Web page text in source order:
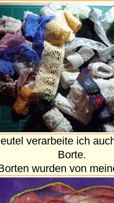
verarbeite ich
Borte.
wurden von